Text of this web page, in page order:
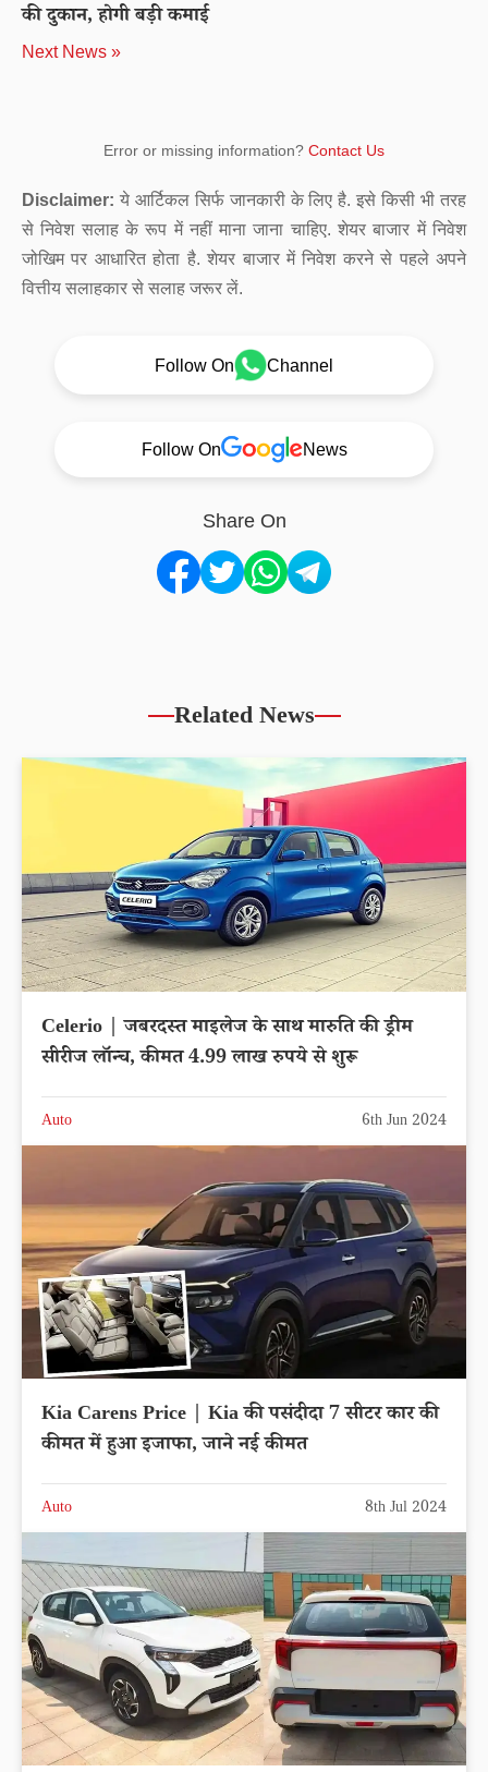
की दुकान, होगी बड़ी कमाई
Next News »
Error or missing information? Contact Us
Disclaimer: ये आर्टिकल सिर्फ जानकारी के लिए है. इसे किसी भी तरह
से निवेश सलाह के रूप में नहीं माना जाना चाहिए. शेयर बाजार में निवेश
जोखिम पर आधारित होता है. शेयर बाजार में निवेश करने से पहले अपने
वित्तीय सलाहकार से सलाह जरूर लें.
Follow On Channel
Follow On News
Share On
Related News
Celerio | जबरदस्त माइलेज के साथ मारुति की ड्रीम
सीरीज लॉन्च, कीमत 4.99 लाख रुपये से शुरू
Auto 6th Jun 2024
Kia Carens Price | Kia की पसंदीदा 7 सीटर कार की
कीमत में हुआ इजाफा, जाने नई कीमत
Auto 8th Jul 2024